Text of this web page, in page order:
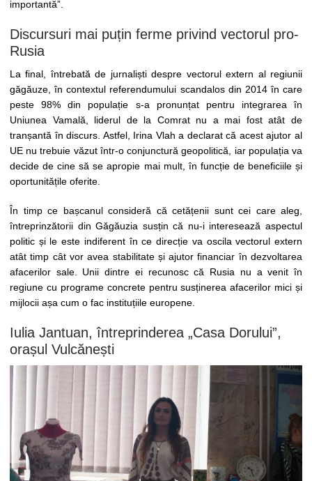
importantă”.
Discursuri mai puțin ferme privind vectorul pro-
Rusia
La final, întrebată de jurnaliști despre vectorul extern al regiunii
găgăuze, în contextul referendumului scandalos din 2014 în care
peste 98% din populație s-a pronunțat pentru integrarea în
Uniunea Vamală, liderul de la Comrat nu a mai fost atât de
tranșantă în discurs. Astfel, Irina Vlah a declarat că acest ajutor al
UE nu trebuie văzut într-o conjunctură geopolitică, iar populația va
decide de cine să se apropie mai mult, în funcție de beneficiile și
oportunitățile oferite.
În timp ce bașcanul consideră că cetățenii sunt cei care aleg,
întreprinzătorii din Găgăuzia susțin că nu-i interesează aspectul
politic și le este indiferent în ce direcție va oscila vectorul extern
atât timp cât vor avea stabilitate și ajutor financiar în dezvoltarea
afacerilor sale. Unii dintre ei recunosc că Rusia nu a venit în
regiune cu programe concrete pentru susținerea afacerilor mici și
mijlocii așa cum o fac instituțiile europene.
Iulia Jantuan, întreprinderea „Casa Dorului”,
orașul Vulcănești